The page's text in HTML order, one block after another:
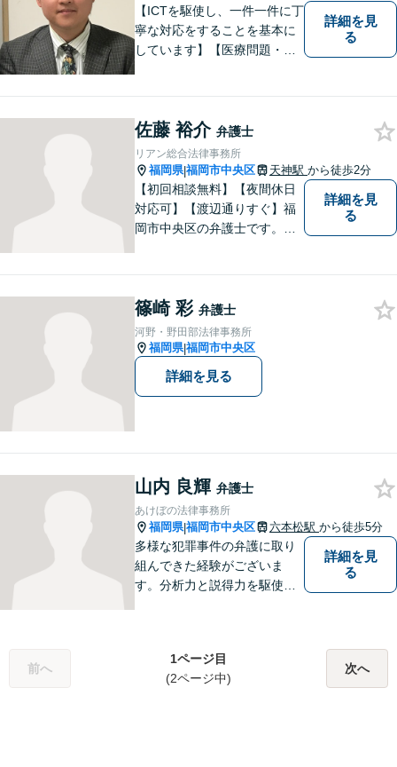
【ICTを駆使し、一件一件に丁
寧な対応をすることを基本に
しています】【医療問題・交
応】【遠隔地からのご依頼・
ご相談歓迎】あなたのために
全力で事件と向き合います！
詳細を見
る
佐藤 裕介 弁護士
リアン総合法律事務所
福岡県|福岡市中央区 天神駅 から徒歩2分
【初回相談無料】【夜間休日
対応可】【渡辺通りすぐ】福
岡市中央区の弁護士です。天
詳細を見
る
篠崎 彩 弁護士
河野・野田部法律事務所
福岡県|福岡市中央区
詳細を見る
山内 良輝 弁護士
あけぼの法律事務所
福岡県|福岡市中央区 六本松駅 から徒歩5分
多様な犯罪事件の弁護に取り
組んできた経験がございま
す。分析力と説得力を駆使
詳細を見
る
前へ
1ページ目
(2ページ中)
次へ